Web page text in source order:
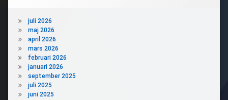
juli 2026
maj 2026
april 2026
mars 2026
februari 2026
januari 2026
september 2025
juli 2025
juni 2025